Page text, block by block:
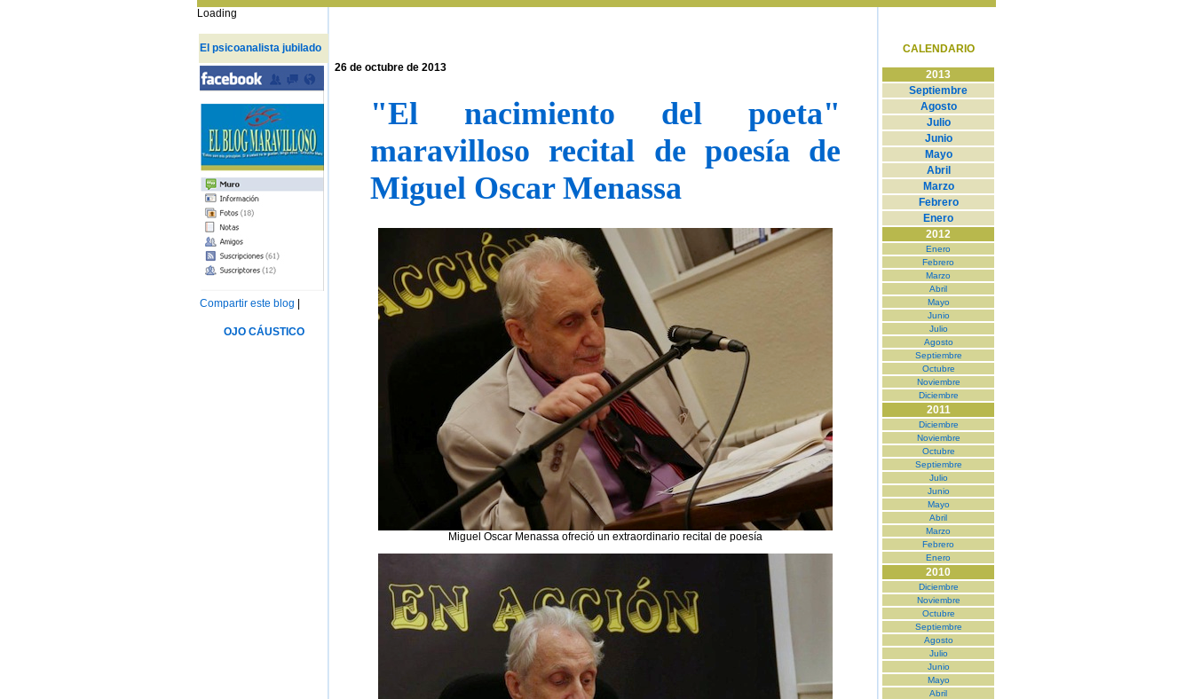
Loading
El psicoanalista jubilado
Compartir este blog
OJO CÁUSTICO
26 de octubre de 2013
"El nacimiento del poeta"
maravilloso recital de poesía de
Miguel Oscar Menassa
Miguel Oscar Menassa ofreció un extraordinario recital de poesía
CALENDARIO
2013
Septiembre
Agosto
Julio
Junio
Mayo
Abril
Marzo
Febrero
Enero
2012
Enero
Febrero
Marzo
Abril
Mayo
Junio
Julio
Agosto
Septiembre
Octubre
Noviembre
Diciembre
2011
Diciembre
Noviembre
Octubre
Septiembre
Julio
Junio
Mayo
Abril
Marzo
Febrero
Enero
2010
Diciembre
Noviembre
Octubre
Septiembre
Agosto
Julio
Junio
Mayo
Abril